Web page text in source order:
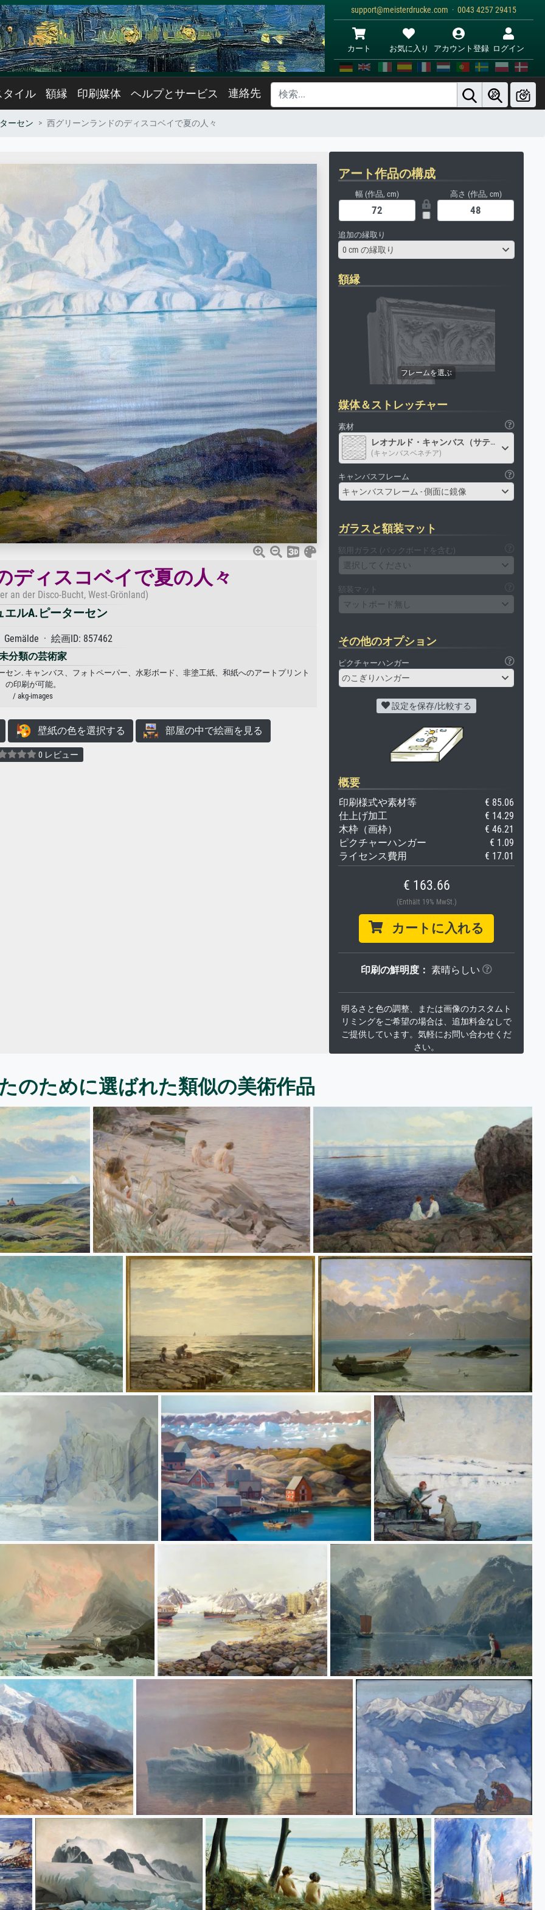
support@meisterdrucke.com · 0043 4257 29415
カート お気に入り アカウント登録 ログイン
タイル 額縁 印刷媒体 ヘルプとサービス 連絡先
ーセン 西グリーンランドのディスコベイで夏の人々
ディスコベイで夏の人々
an der Disco-Bucht, West-Grönland)
エルA.ピーターセン
· 絵画ID: 857462
分類の芸術家
ン. キャンバス、フォトペーパー、水彩ボード、非塗工紙、和紙へのアートプリント
の印刷が可能。
/ akg-images
壁紙の色を選択する 部屋の中で絵画を見る
0 レビュー
アート作品の構成
幅 (作品, cm) 高さ (作品, cm)
追加の縁取り
0 cm の縁取り
額縁
媒体＆ストレッチャー
素材
レオナルド・キャンバス（サテン）
(キャンバスベネチア)
キャンバスフレーム
キャンバスフレーム - 側面に鏡像
ガラスと額装マット
額用ガラス (バックボードを含む)
選択してください
額装マット
マットボード無し
その他のオプション
ピクチャーハンガー
のこぎりハンガー
設定を保存/比較する
概要
印刷様式や素材等
€ 85.06
仕上げ加工
€ 14.29
木枠（画枠）
€ 46.21
ピクチャーハンガー
€ 1.09
ライセンス費用
€ 17.01
€ 163.66
(Enthält 19% MwSt.)
カートに入れる
印刷の鮮明度： 素晴らしい
明るさと色の調整、または画像のカスタムト
リミングをご希望の場合は、追加料金なしで
ご提供しています。気軽にお問い合わせくだ
さい。
のために選ばれた類似の美術作品